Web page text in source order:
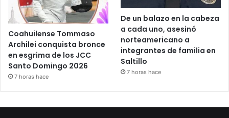
Coahuilense Tommaso
Archilei conquista bronce
en esgrima de los JCC
Santo Domingo 2026
7 horas hace
De un balazo en la cabeza
a cada uno, asesinó
norteamericano a
integrantes de familia en
Saltillo
7 horas hace